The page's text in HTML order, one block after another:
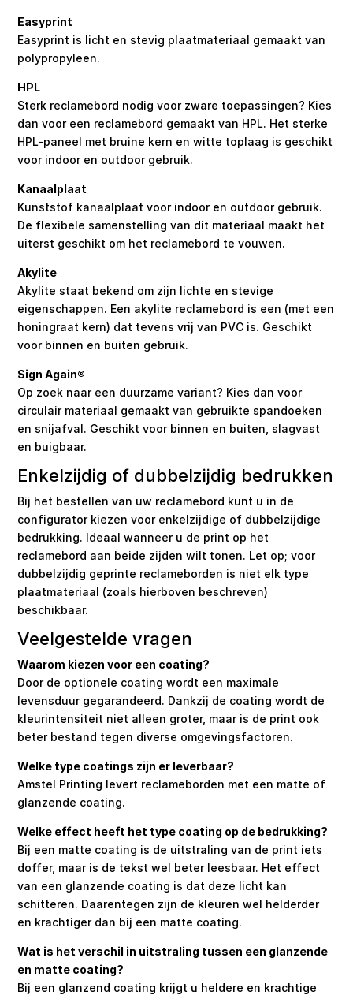
Easyprint
Easyprint is licht en stevig plaatmateriaal gemaakt van
polypropyleen.
HPL
Sterk reclamebord nodig voor zware toepassingen? Kies
dan voor een reclamebord gemaakt van HPL. Het sterke
HPL-paneel met bruine kern en witte toplaag is geschikt
voor indoor en outdoor gebruik.
Kanaalplaat
Kunststof kanaalplaat voor indoor en outdoor gebruik.
De flexibele samenstelling van dit materiaal maakt het
uiterst geschikt om het reclamebord te vouwen.
Akylite
Akylite staat bekend om zijn lichte en stevige
eigenschappen. Een akylite reclamebord is een (met een
honingraat kern) dat tevens vrij van PVC is. Geschikt
voor binnen en buiten gebruik.
Sign Again®
Op zoek naar een duurzame variant? Kies dan voor
circulair materiaal gemaakt van gebruikte spandoeken
en snijafval. Geschikt voor binnen en buiten, slagvast
en buigbaar.
Enkelzijdig of dubbelzijdig bedrukken
Bij het bestellen van uw reclamebord kunt u in de
configurator kiezen voor enkelzijdige of dubbelzijdige
bedrukking. Ideaal wanneer u de print op het
reclamebord aan beide zijden wilt tonen. Let op; voor
dubbelzijdig geprinte reclameborden is niet elk type
plaatmateriaal (zoals hierboven beschreven)
beschikbaar.
Veelgestelde vragen
Waarom kiezen voor een coating?
Door de optionele coating wordt een maximale
levensduur gegarandeerd. Dankzij de coating wordt de
kleurintensiteit niet alleen groter, maar is de print ook
beter bestand tegen diverse omgevingsfactoren.
Welke type coatings zijn er leverbaar?
Amstel Printing levert reclameborden met een matte of
glanzende coating.
Welke effect heeft het type coating op de bedrukking?
Bij een matte coating is de uitstraling van de print iets
doffer, maar is de tekst wel beter leesbaar. Het effect
van een glanzende coating is dat deze licht kan
schitteren. Daarentegen zijn de kleuren wel helderder
en krachtiger dan bij een matte coating.
Wat is het verschil in uitstraling tussen een glanzende
en matte coating?
Bij een glanzend coating krijgt u heldere en krachtige